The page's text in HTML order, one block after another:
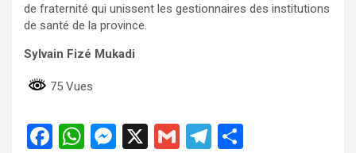
de fraternité qui unissent les gestionnaires des institutions
de santé de la province.
Sylvain Fizé Mukadi
75 Vues
F
W
M
X
G
T